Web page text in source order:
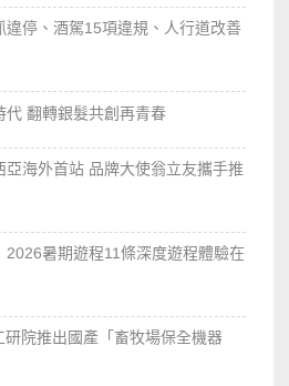
停、酒駕15項違規、人行道改善
代 翻轉銀髮共創再青春
海外首站 品牌大使翁立友攜手推
暑期遊程11條深度遊程體驗在
院推出國產「畜牧場保全機器